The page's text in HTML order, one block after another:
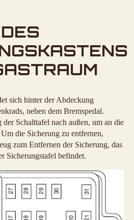
sich hinter der Abdeckung
neben dem Bremspedal.
Schalttafel nach außen, um an die
die Sicherung zu entfernen,
zum Entfernen der Sicherung, das
Sicherungstafel befindet.